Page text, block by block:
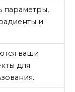
параметры,
и
ваши
для